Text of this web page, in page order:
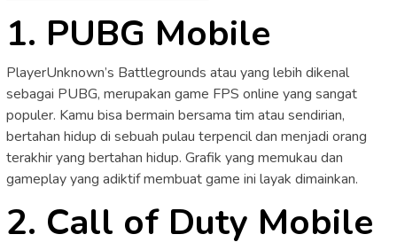
1. PUBG Mobile
PlayerUnknown’s Battlegrounds atau yang lebih dikenal
sebagai PUBG, merupakan game FPS online yang sangat
populer. Kamu bisa bermain bersama tim atau sendirian,
bertahan hidup di sebuah pulau terpencil dan menjadi orang
terakhir yang bertahan hidup. Grafik yang memukau dan
gameplay yang adiktif membuat game ini layak dimainkan.
2. Call of Duty Mobile